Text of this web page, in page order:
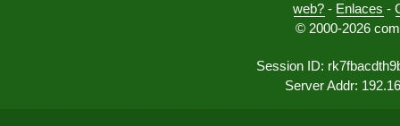
web? - Enlaces -
© 2000-2026
Session ID:
Server Addr: